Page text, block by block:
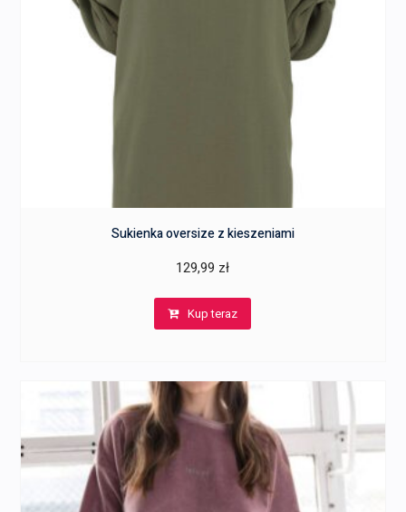
Sukienka oversize z kieszeniami
129,99 zł
Kup teraz